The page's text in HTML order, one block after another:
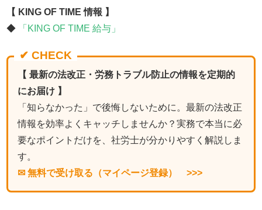
【 KING OF TIME 情報 】
◆
「KING OF TIME 給与」
✔ CHECK
【 最新の法改正・労務トラブル防止の情報を定期的
にお届け 】
「知らなかった」で後悔しないために。最新の法改正
情報を効率よくキャッチしませんか？実務で本当に必
要なポイントだけを、社労士が分かりやすく解説しま
す。
✉ 無料で受け取る（マイページ登録） >>>